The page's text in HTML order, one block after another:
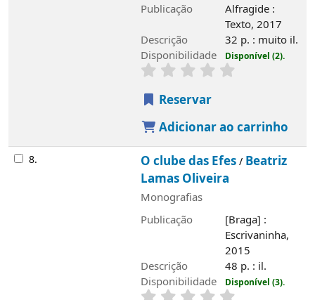
Publicação
Alfragide :
Texto, 2017
Descrição
32 p. : muito il.
Disponibilidade
Disponível (2).
Reservar
Adicionar ao carrinho
8. O clube das Efes/ Beatriz
Lamas Oliveira
Monografias
Publicação
[Braga] :
Escrivaninha,
2015
Descrição
48 p. : il.
Disponibilidade
Disponível (3).